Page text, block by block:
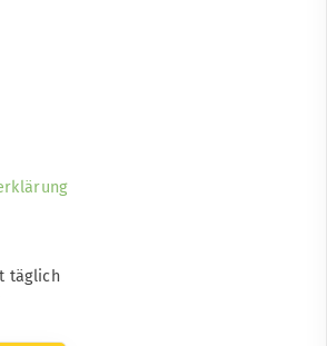
täglich